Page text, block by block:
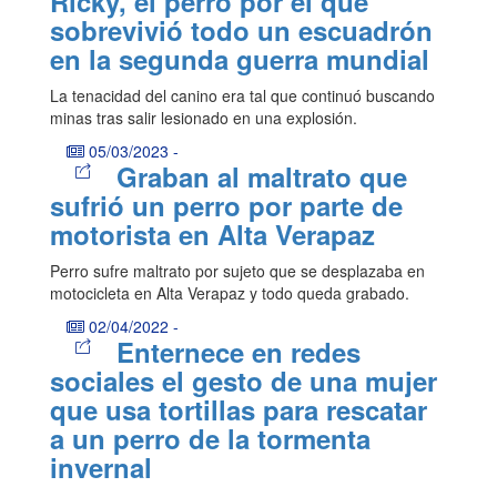
sobrevivió todo un escuadrón
en la segunda guerra mundial
La tenacidad del canino era tal que continuó buscando
minas tras salir lesionado en una explosión.
05/03/2023 -
Graban al maltrato que
sufrió un perro por parte de
motorista en Alta Verapaz
Perro sufre maltrato por sujeto que se desplazaba en
motocicleta en Alta Verapaz y todo queda grabado.
02/04/2022 -
Enternece en redes
sociales el gesto de una mujer
que usa tortillas para rescatar
a un perro de la tormenta
invernal